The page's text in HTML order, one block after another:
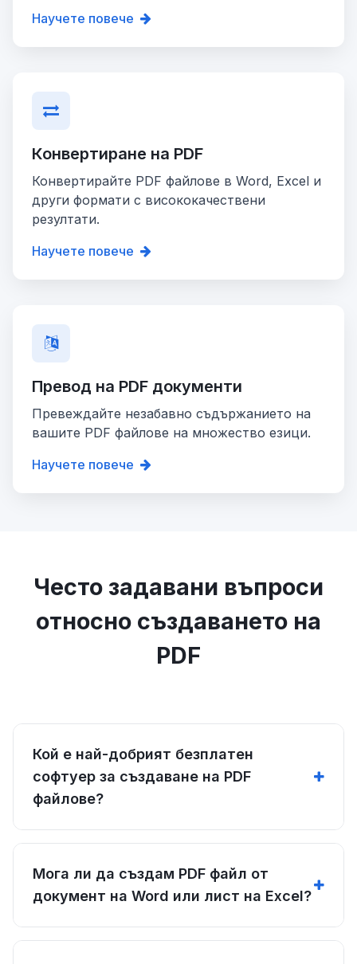
Научете повече
Конвертиране на PDF
Конвертирайте PDF файлове в Word, Excel и
други формати с висококачествени
резултати.
Научете повече
Превод на PDF документи
Превеждайте незабавно съдържанието на
вашите PDF файлове на множество езици.
Научете повече
Често задавани въпроси
относно създаването на
PDF
Кой е най-добрият безплатен
софтуер за създаване на PDF
файлове?
Мога ли да създам PDF файл от
документ на Word или лист на Excel?